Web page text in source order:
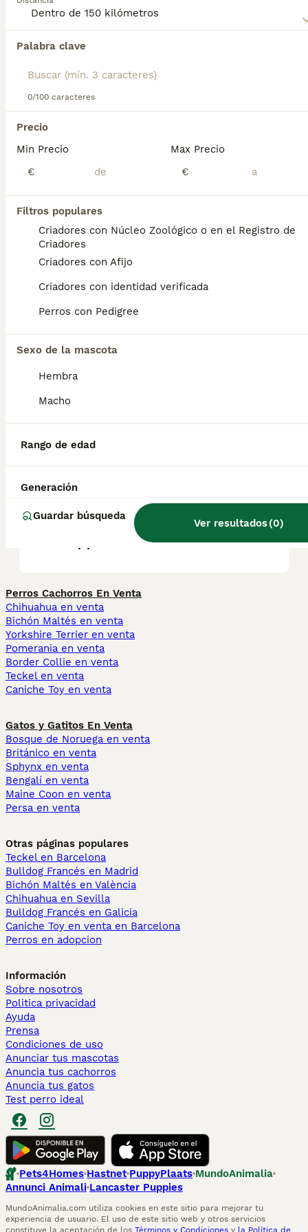
Palabra clave
0/100 caracteres
Precio
Min Precio
€
Max Precio
€
Filtros populares
Criadores con Núcleo Zoológico o en el Registro de
Criadores
Criadores con Afijo
Criadores con identidad verificada
Perros con Pedigree
Sexo de la mascota
Hembra
Macho
Rango de edad
Generación
Guardar búsqueda
Ver resultados(0)
comparten las mismas características: tricolores,
Encontramos 0 Boyero de Appenzell
Si deseas exactamente esta búsqueda guarda tu
búsqueda y espera el resultado perfecto:
Preguntas frecuentes
¿Cómo es el carácter del
Boyero de Appenzell?
Acerca del Boyero de Appenzell Musculosos,
inquietos y ágiles, con una expresión
traviesa muy característica, estos perros
suelen tener buen carácter y ser alegres y
¿Qué tamaño tiene un
boyero de Appenzell?
¿Cuánto cuesta un Boyero
de Appenzell?
Perros Cachorros En Venta
Chihuahua en venta
Bichón Maltés en venta
Yorkshire Terrier en venta
Pomerania en venta
Border Collie en venta
Teckel en venta
Caniche Toy en venta
Gatos y Gatitos En Venta
Bosque de Noruega en venta
Británico en venta
Sphynx en venta
Bengalí en venta
Maine Coon en venta
Persa en venta
Otras páginas populares
Teckel en Barcelona
Bulldog Francés en Madrid
Bichón Maltés en València
Chihuahua en Sevilla
Bulldog Francés en Galicia
Caniche Toy en venta en Barcelona
Perros en adopcion
Información
Sobre nosotros
Politica privacidad
Ayuda
Prensa
Condiciones de uso
Anunciar tus mascotas
Anuncia tus cachorros
Anuncia tus gatos
Test perro ideal
Pets4Homes Hastnet PuppyPlaats MundoAnimalia
Annunci Animali Lancaster Puppies
MundoAnimalia.com utiliza cookies en este sitio para mejorar tu
experiencia de usuario. El uso de este sitio web y otros servicios